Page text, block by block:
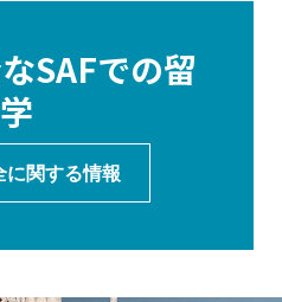
SAFでの留
学
に関する情報